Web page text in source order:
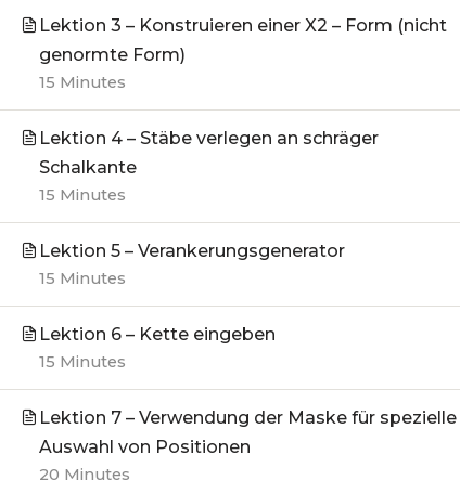
Lektion 3 – Konstruieren einer X2 – Form (nicht
genormte Form)
15 Minutes
Lektion 4 – Stäbe verlegen an schräger
Schalkante
15 Minutes
Lektion 5 – Verankerungsgenerator
15 Minutes
Lektion 6 – Kette eingeben
15 Minutes
Lektion 7 – Verwendung der Maske für spezielle
Auswahl von Positionen
20 Minutes